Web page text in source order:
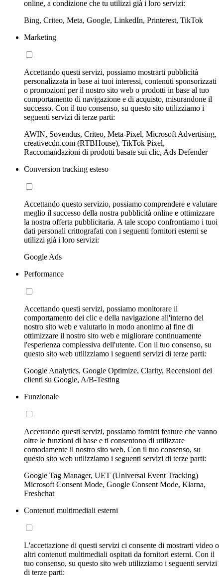
online, a condizione che tu utilizzi già i loro servizi:
Bing, Criteo, Meta, Google, LinkedIn, Printerest, TikTok
Marketing
Accettando questi servizi, possiamo mostrarti pubblicità
personalizzata in base ai tuoi interessi, contenuti sponsorizzati
o promozioni per il nostro sito web o prodotti in base al tuo
comportamento di navigazione e di acquisto, misurandone il
successo. Con il tuo consenso, su questo sito utilizziamo i
seguenti servizi di terze parti:
AWIN, Sovendus, Criteo, Meta-Pixel, Microsoft Advertising,
creativecdn.com (RTBHouse), TikTok Pixel,
Raccomandazioni di prodotti basate sui clic, Ads Defender
Conversion tracking esteso
Accettando questo servizio, possiamo comprendere e valutare
meglio il successo della nostra pubblicità online e ottimizzare
la nostra offerta pubblicitaria. A tale scopo confrontiamo i tuoi
dati personali crittografati con i seguenti fornitori esterni se
utilizzi già i loro servizi:
Google Ads
Performance
Accettando questi servizi, possiamo monitorare il
comportamento dei clic e della navigazione all'interno del
nostro sito web e valutarlo in modo anonimo al fine di
ottimizzare il nostro sito web e migliorare continuamente
l'esperienza complessiva dell'utente. Con il tuo consenso, su
questo sito web utilizziamo i seguenti servizi di terze parti:
Google Analytics, Google Optimize, Clarity, Recensioni dei
clienti su Google, A/B-Testing
Funzionale
Accettando questi servizi, possiamo fornirti feature che vanno
oltre le funzioni di base e ti consentono di utilizzare
comodamente il nostro sito web. Con il tuo consenso, su
questo sito web utilizziamo i seguenti servizi di terze parti:
Google Tag Manager, UET (Universal Event Tracking)
Microsoft Consent Mode, Google Consent Mode, Klarna,
Freshchat
Contenuti multimediali esterni
L'accettazione di questi servizi ci consente di mostrarti video o
altri contenuti multimediali ospitati da fornitori esterni. Con il
tuo consenso, su questo sito web utilizziamo i seguenti servizi
di terze parti: